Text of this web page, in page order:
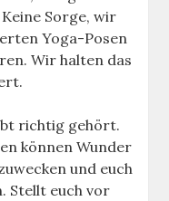
Sorge, wir
Yoga-Posen
Wir halten das
richtig gehört.
können Wunder
und euch
Stellt euch vor